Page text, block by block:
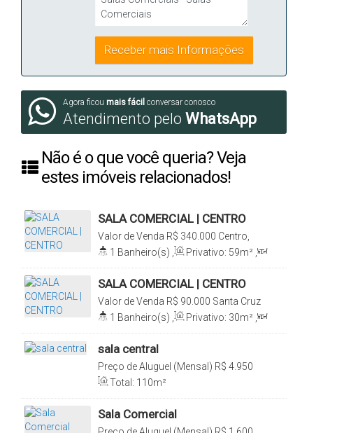
Agora ficou mais fácil conversar conosco
Atendimento pelo WhatsApp
Não é o que você queria? Veja
estes imóveis relacionados!
SALA COMERCIAL | CENTRO
R$ 340.000
Valor de Venda
Centro,
Santa Cruz do Sul, Rio Grande do Sul,
1 Banheiro(s) Privativo: 59m²
SALA COMERCIAL | CENTRO
R$ 90.000
Valor de Venda
Santa Cruz
do Sul, Rio Grande do Sul, Brasil
1 Banheiro(s) Privativo: 30m²
sala central
R$ 4.950
Preço de Aluguel (Mensal)
Centro, Santa Cruz do Sul, Rio Grande
Total: 110m²
Sala Comercial